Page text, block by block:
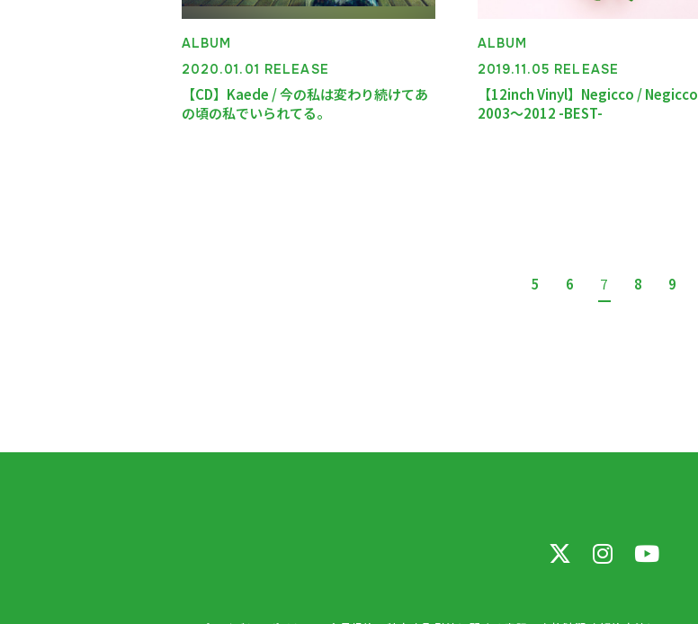
ALBUM
2020.01.01 RELEASE
【CD】Kaede / 今の私は変わり続けてあ
の頃の私でいられてる。
ALBUM
2019.11.05 RELEASE
【12inch Vinyl】Negicco / Negicco
2003～2012 -BEST-
5 6 7 8 9